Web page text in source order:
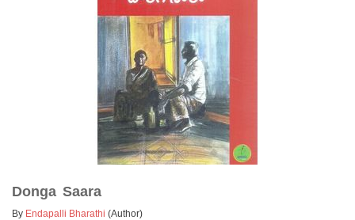
Donga Saara
By Endapalli Bharathi (Author)